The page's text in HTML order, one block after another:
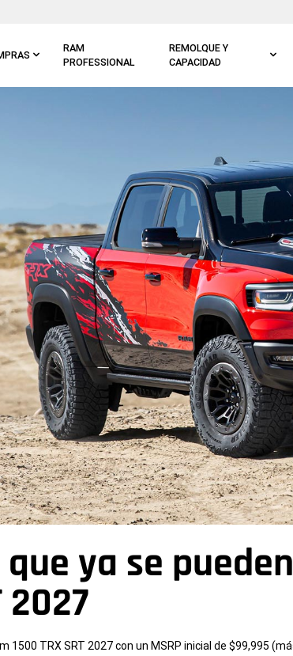
RAM
PROFESSIONAL
REMOLQUE Y
CAPACIDAD
ya se
2027
1500 TRX SRT 2027 con un MSRP inicial de $99,995